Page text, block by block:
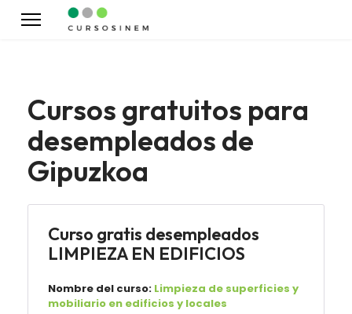
Cursos gratuitos para
desempleados de
Gipuzkoa
Curso gratis desempleados
LIMPIEZA EN EDIFICIOS
Nombre del curso: Limpieza de superficies y
mobiliario en edificios y locales